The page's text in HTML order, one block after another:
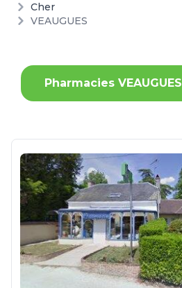
Cher
VEAUGUES
Pharmacies VEAUGUES